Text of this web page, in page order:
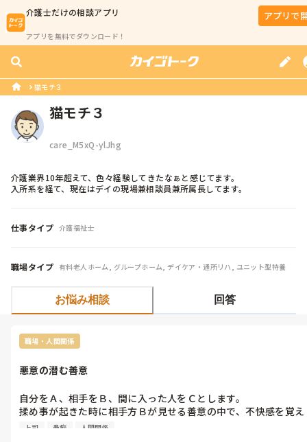
介護士だけの相談アプリ
アプリを無料でダウンロード！
アプリで
猫モチ３
猫モチ３
care_M5xQ-ylJhg
介護業界10年超えて、色々経験してきたなぁと感じてます。
入所系を経て、現在はデイの現場兼相談員兼所属長してます。
仕事タイプ 介護福祉士
職場タイプ 有料老人ホーム, グループホーム, デイケア・通所リハ, ユニット型特養
お悩み相談 回答
職場・人間関係
悪意の潜む善意
自分をＡ、相手をＢ、間に入った人をＣとします。
揉め事が起きた時に相手方Ｂが見せる善意の中で、不快感を覚え
るものがあります。
上司 愚痴 人間関係